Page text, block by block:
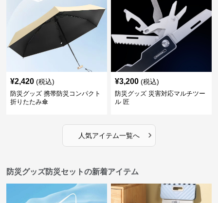
¥2,420 (税込)
防災グッズ 携帯防災コンパクト
折りたたみ傘
¥3,200 (税込)
防災グッズ 災害対応マルチツー
ル 匠
人気アイテム一覧へ ›
防災グッズ防災セットの新着アイテム